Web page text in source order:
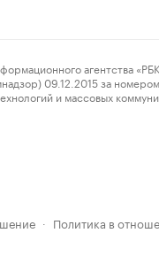
агентства
09.12.2015 за
и массовых
· Политика в